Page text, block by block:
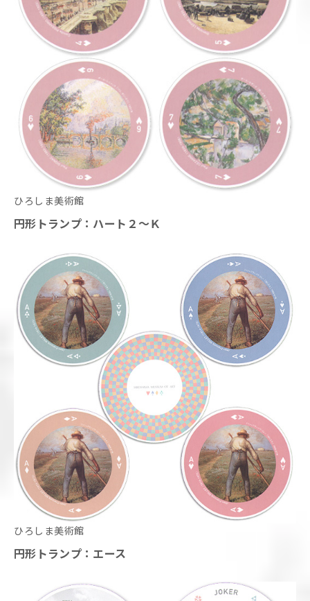
ひろしま美術館
円形トランプ：ハート２～Ｋ
ひろしま美術館
円形トランプ：エース